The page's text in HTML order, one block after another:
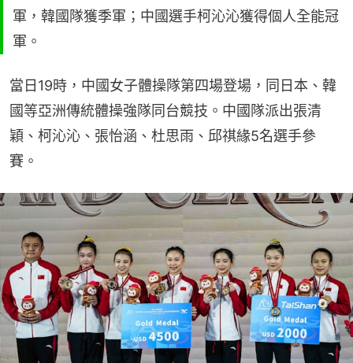
軍，韓國隊獲季軍；中國選手柯沁沁獲得個人全能冠
軍。
當日19時，中國女子體操隊第四場登場，同日本、韓
國等亞洲傳統體操強隊同台競技。中國隊派出張清
穎、柯沁沁、張怡涵、杜思雨、邱祺緣5名選手參
賽。